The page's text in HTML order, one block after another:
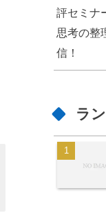
評セミナ
思考の整
信！
ラ